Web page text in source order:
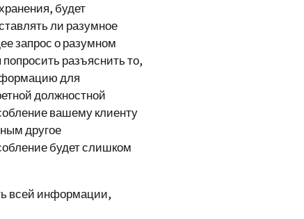
будет
ли разумное
запрос о разумном
разъяснить то,
для
должностной
вашему клиенту
другое
будет слишком
всей информации,